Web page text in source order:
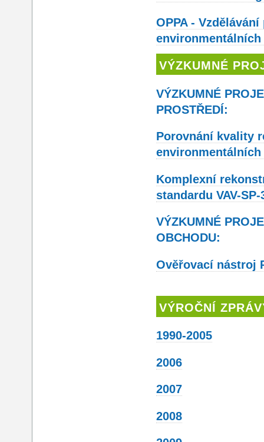
OPPA -
VÝZKUMNÉ
VÝZKUMNÉ
PROSTŘEDÍ:
Porovnání kvality
Komplexní
standardu VAV-SP-
VÝZKUMNÉ
OBCHODU:
Ověřovací nástroj
VÝROČNÍ
1990-2005
2006
2007
2008